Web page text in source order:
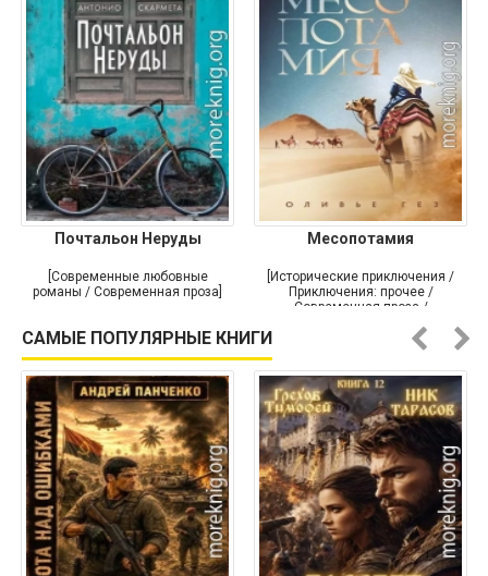
Почтальон Неруды
[Современные любовные
романы / Современная проза]
Месопотамия
[Исторические приключения /
Приключения: прочее /
Современная проза /
САМЫЕ ПОПУЛЯРНЫЕ КНИГИ